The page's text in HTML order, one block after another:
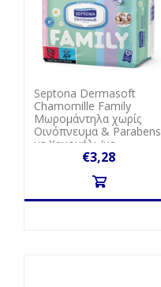
Septona Dermasoft
Chamomille Family
Μωρομάντηλα χωρίς
Οινόπνευμα & Parabens
με Χαμομήλι (με
καπάκι)3x100τμχ
€3,28